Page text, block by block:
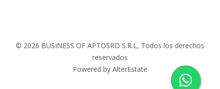
© 2026 BUSINESS OF APTOSRD S.R.L, Todos los derechos
reservados
Powered by AlterEstate